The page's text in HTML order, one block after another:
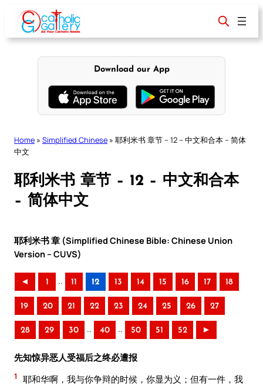
content
Download our App
Home » Simplified Chinese » 耶利米书 章节 – 12 – 中文和合本 – 简体
中文
耶利米书 章节 – 12 – 中文和合本
– 简体中文
耶利米书 章 (Simplified Chinese Bible: Chinese Union
Version – CUVS)
◄ 1 .. 11 12 13 14 15 16 17 18
19 20 21 22 23 24 25 26 27
28 29 30 .. 40 .. 50 51 52 ►
先知惊异恶人受福后之终必遭报
1
耶和华啊，我与你争辩的时候，你显为义；但有一件，我